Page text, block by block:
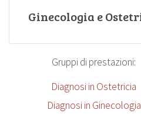
Ginecologia e
Gruppi di prestazioni:
Diagnosi in Ostetricia
Diagnosi in Ginecologia